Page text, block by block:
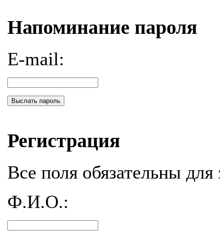
Напоминание пароля
E-mail:
Выслать пароль
Регистрация
Все поля обязательны для
Ф.И.О.: